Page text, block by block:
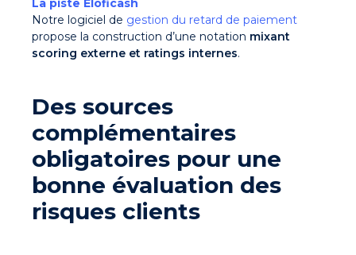
La piste Eloficash
Notre logiciel de gestion du retard de paiement
propose la construction d’une notation mixant
scoring externe et ratings internes.
Des sources
complémentaires
obligatoires pour une
bonne évaluation des
risques clients